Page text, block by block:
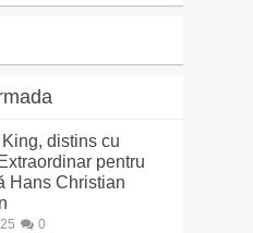
distins cu
pentru
Hans Christian
0